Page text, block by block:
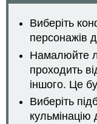
Виберіть
персонажів
Намалюйте
проходить
іншого. Це
Виберіть
кульмінацію